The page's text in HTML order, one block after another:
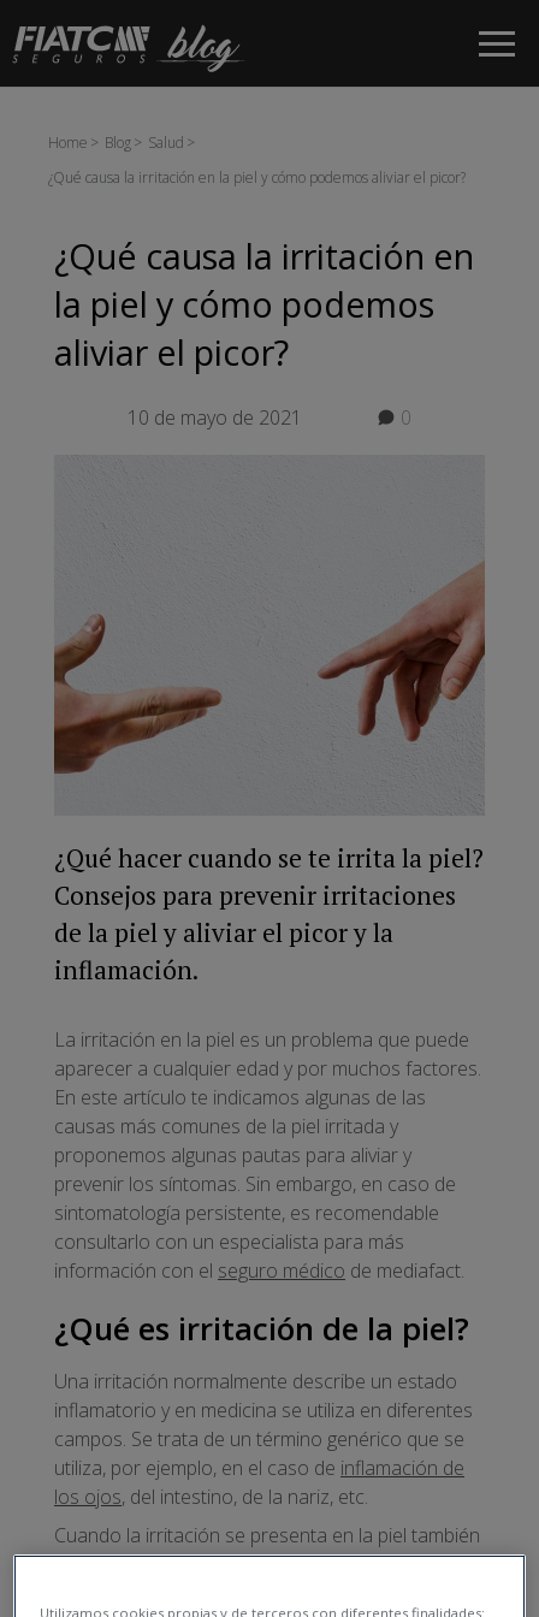
Saltar al contenido principal
Home Blog
Salud
¿Qué causa la irritación en la piel y cómo podemos aliviar el picor?
¿Qué causa la irritación en
la piel y cómo podemos
aliviar el picor?
10 de mayo de 2021 0
¿Qué hacer cuando se te irrita la piel?
Consejos para prevenir irritaciones
de la piel y aliviar el picor y la
inflamación.
La irritación en la piel es un problema que puede
aparecer a cualquier edad y por muchos factores.
En este artículo te indicamos algunas de las
causas más comunes de la piel irritada y
proponemos algunas pautas para aliviar y
prevenir los síntomas. Sin embargo, en caso de
sintomatología persistente, es recomendable
consultarlo con un especialista para más
información con el seguro médico de mediafact.
¿Qué es irritación de la piel?
Una irritación normalmente describe un estado
inflamatorio y en medicina se utiliza en diferentes
campos. Se trata de un término genérico que se
utiliza, por ejemplo, en el caso de inflamación de
los ojos, del intestino, de la nariz, etc.
Cuando la irritación se presenta en la piel también
se puede utilizar la palabra dermatitis, del griego
Utilizamos cookies propias y de terceros con diferentes finalidades: